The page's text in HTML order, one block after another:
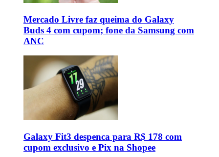
Mercado Livre faz queima do Galaxy
Buds 4 com cupom; fone da Samsung com
ANC
Galaxy Fit3 despenca para R$ 178 com
cupom exclusivo e Pix na Shopee